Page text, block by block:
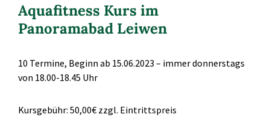
Aquafitness Kurs im
Panoramabad Leiwen
10 Termine, Beginn ab 15.06.2023 – immer donnerstags
von 18.00-18.45 Uhr
Kursgebühr: 50,00€ zzgl. Eintrittspreis